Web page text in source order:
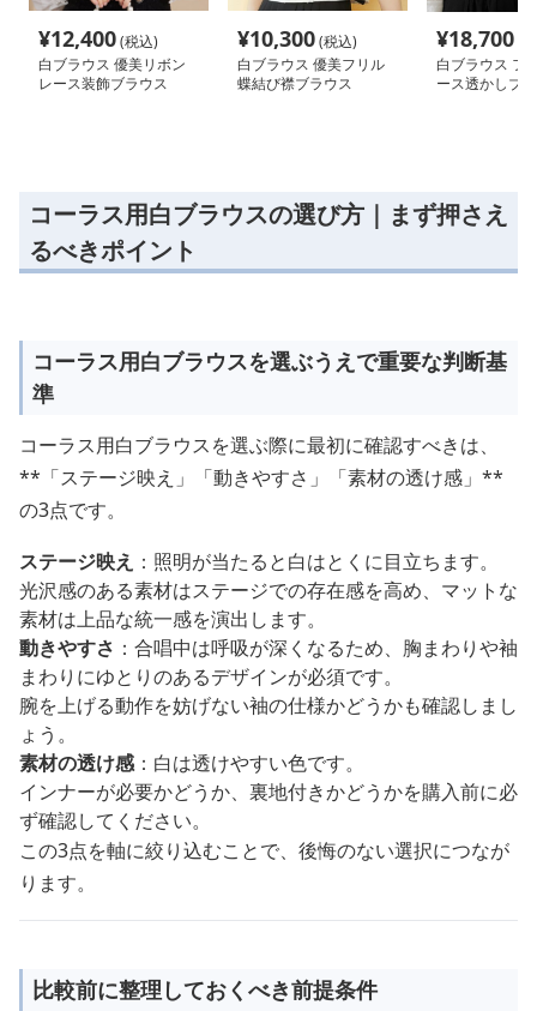
¥12,400(税込)
白ブラウス 優美リボン
レース装飾ブラウス
¥10,300(税込)
白ブラウス 優美フリル
蝶結び襟ブラウス
¥18,700
白ブラウス フ
ース透かしブ
コーラス用白ブラウスの選び方｜まず押さえ
るべきポイント
コーラス用白ブラウスを選ぶうえで重要な判断基
準
コーラス用白ブラウスを選ぶ際に最初に確認すべきは、
**「ステージ映え」「動きやすさ」「素材の透け感」**
の3点です。
ステージ映え ：照明が当たると白はとくに目立ちます。
光沢感のある素材はステージでの存在感を高め、マットな
素材は上品な統一感を演出します。
動きやすさ ：合唱中は呼吸が深くなるため、胸まわりや袖
まわりにゆとりのあるデザインが必須です。
腕を上げる動作を妨げない袖の仕様かどうかも確認しまし
ょう。
素材の透け感：白は透けやすい色です。
インナーが必要かどうか、裏地付きかどうかを購入前に必
ず確認してください。
この3点を軸に絞り込むことで、後悔のない選択につなが
ります。
比較前に整理しておくべき前提条件